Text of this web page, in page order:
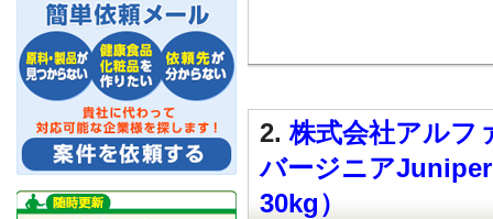
2.株式会社アルフ
バージニア
30kg）